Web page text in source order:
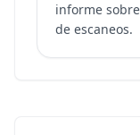
informe
de escaneos.